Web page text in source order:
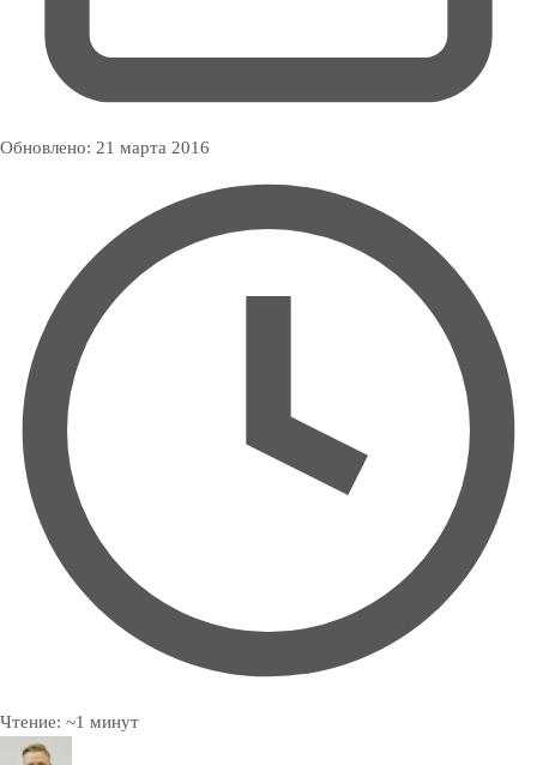
Обновлено: 21 марта 2016
Чтение: ~1 минут